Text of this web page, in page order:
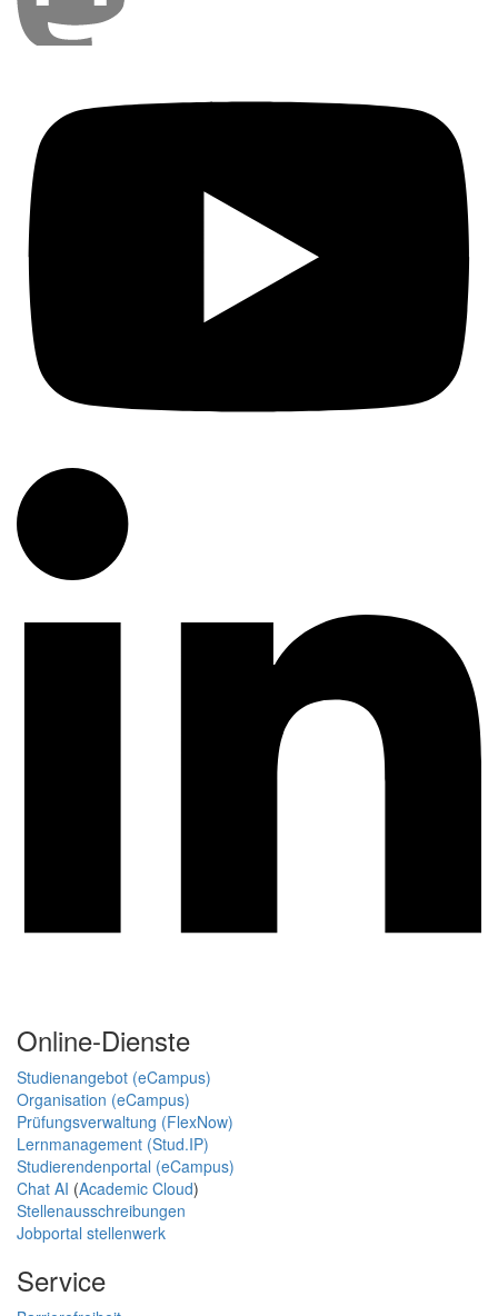
Online-Dienste
Studienangebot (eCampus)
Organisation (eCampus)
Prüfungsverwaltung (FlexNow)
Lernmanagement (Stud.IP)
Studierendenportal (eCampus)
Chat AI (Academic Cloud)
Stellenausschreibungen
Jobportal stellenwerk
Service